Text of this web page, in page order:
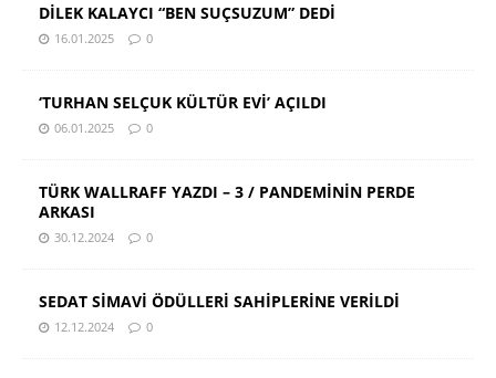
DİLEK KALAYCI “BEN SUÇSUZUM” DEDİ
16.01.2025 0
‘TURHAN SELÇUK KÜLTÜR EVİ’ AÇILDI
06.01.2025 0
TÜRK WALLRAFF YAZDI – 3 / PANDEMİNİN PERDE
ARKASI
30.12.2024 0
SEDAT SİMAVİ ÖDÜLLERİ SAHİPLERİNE VERİLDİ
12.12.2024 0